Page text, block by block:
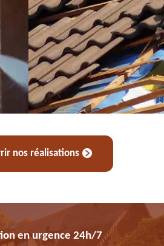
nos réalisations
en urgence 24h/7